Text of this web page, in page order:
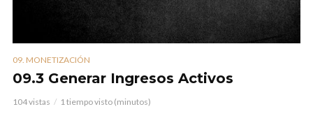
09. MONETIZACIÓN
09.3 Generar Ingresos Activos
104 vistas 1 tiempo visto (minutos)